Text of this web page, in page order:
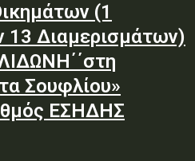
(1
13 Διαμερισμάτων)
Σουφλίου»
ΕΣΗΔΗΣ